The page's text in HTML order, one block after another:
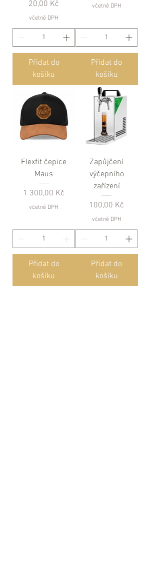
Cena
20,00 Kč
včetně DPH
Přidat do
košíku
včetně DPH
Přidat do
košíku
Flexfit čepice
Maus
Cena
1 300,00 Kč
včetně DPH
Přidat do
košíku
Zapůjčení
výčepního
zařízení
Cena
100,00 Kč
včetně DPH
Přidat do
košíku